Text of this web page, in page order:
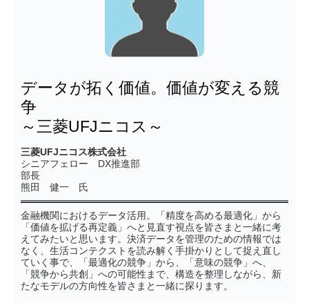
データが拓く価値。価値が変える競
争
～三菱UFJニコス～
三菱UFJニコス株式会社
シニアフェロー DX推進部
部長
熊田 健一 氏
金融機関におけるデータ活用。「精度を高める最適化」から
「価値を拡げる再定義」へと見直す視点を皆さまと一緒に考
えてみたいと思います。決済データを管理のための情報では
なく、生活コンテクストを読み解く手掛かりとして捉え直し
ていく事で、「最適化の競争」から、「意味の競争」へ、
「競争から共創」への可能性まで、構造を整理しながら、新
たなモデルの方向性を皆さまと一緒に探ります。